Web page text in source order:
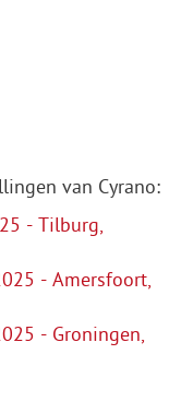
van Cyrano:
- Tilburg,
- Amersfoort,
- Groningen,